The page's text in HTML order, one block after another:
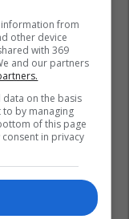
from
other device
with 369
and our partners
on the basis
to by managing
of this page
in privacy